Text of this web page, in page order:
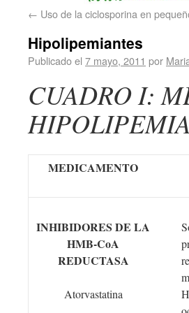
← Uso de la ciclosporina en
Hipolipemiantes
Publicado el 7 mayo, 2011 por
CUADRO I:
MEDICAMENTO
INHIBIDORES DE LA
HMB-CoA
REDUCTASA
Atorvastatina